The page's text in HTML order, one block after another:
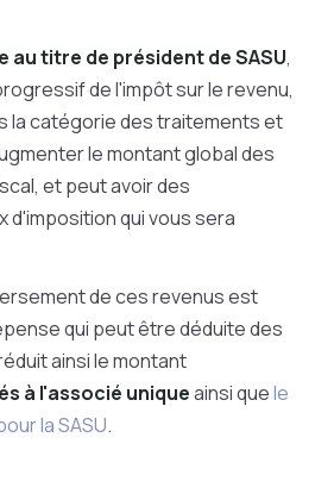
au titre de président de SASU,
de l'impôt sur le revenu,
la catégorie des traitements et
le montant global des
et peut avoir des
d'imposition qui vous sera
de ces revenus est
qui peut être déduite des
ainsi le montant
à l'associé uniqueainsi quele
la SASU.